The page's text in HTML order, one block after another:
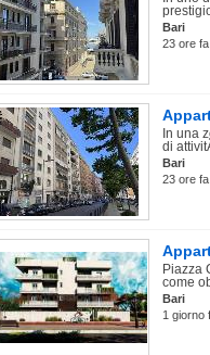
Bari
23 ore
In una
di
Bari
23 ore
Piazza
come
Bari
1 giorno